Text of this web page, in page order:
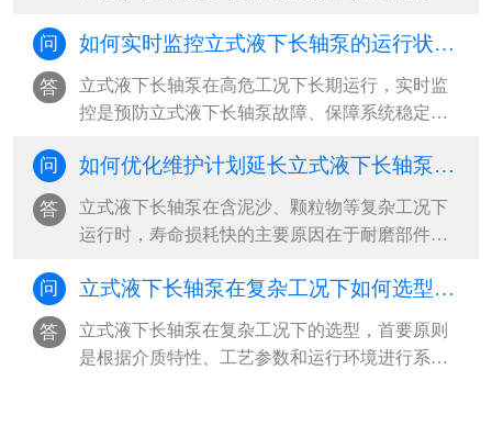
期维护”三位一体，从源头减少立式液下长轴泵磨
损冲击，延长立式液下长轴泵关键部件使用寿
命‌。···
问 如何实时监控立式液下长轴泵的运行状态？
答
立式液下长轴泵在高危工况下长期运行，实时监
控是预防立式液下长轴泵故障、保障系统稳定的
+智能分析+远程可视化”的工业物联网体系，通过
振动、液位、温度、电流等关键参数的24小时在
线监测，结合阈值报警与趋势预测，实现从被动
问 如何优化维护计划延长立式液下长轴泵寿命？
答
立式液下长轴泵在含泥沙、颗粒物等复杂工况下
运行时，寿命损耗快的主要原因在于‌耐磨部件磨
泵使用寿命，必须从“被动维修”转向“系统性预防
维护”，‌最有效的策略是建立基于工况特征的差异
化维护计划，结合关键参数监控与周期性干预，
实现寿命延长30%以上‌。···
问 立式液下长轴泵在复杂工况下如何选型？ ​
答
立式液下长轴泵在复杂工况下的选型，‌首要原则
是根据介质特性、工艺参数和运行环境进行系统